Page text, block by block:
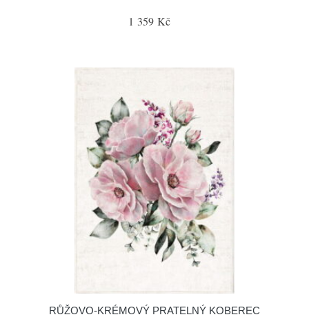
1 359 Kč
RŮŽOVO-KRÉMOVÝ PRATELNÝ KOBEREC